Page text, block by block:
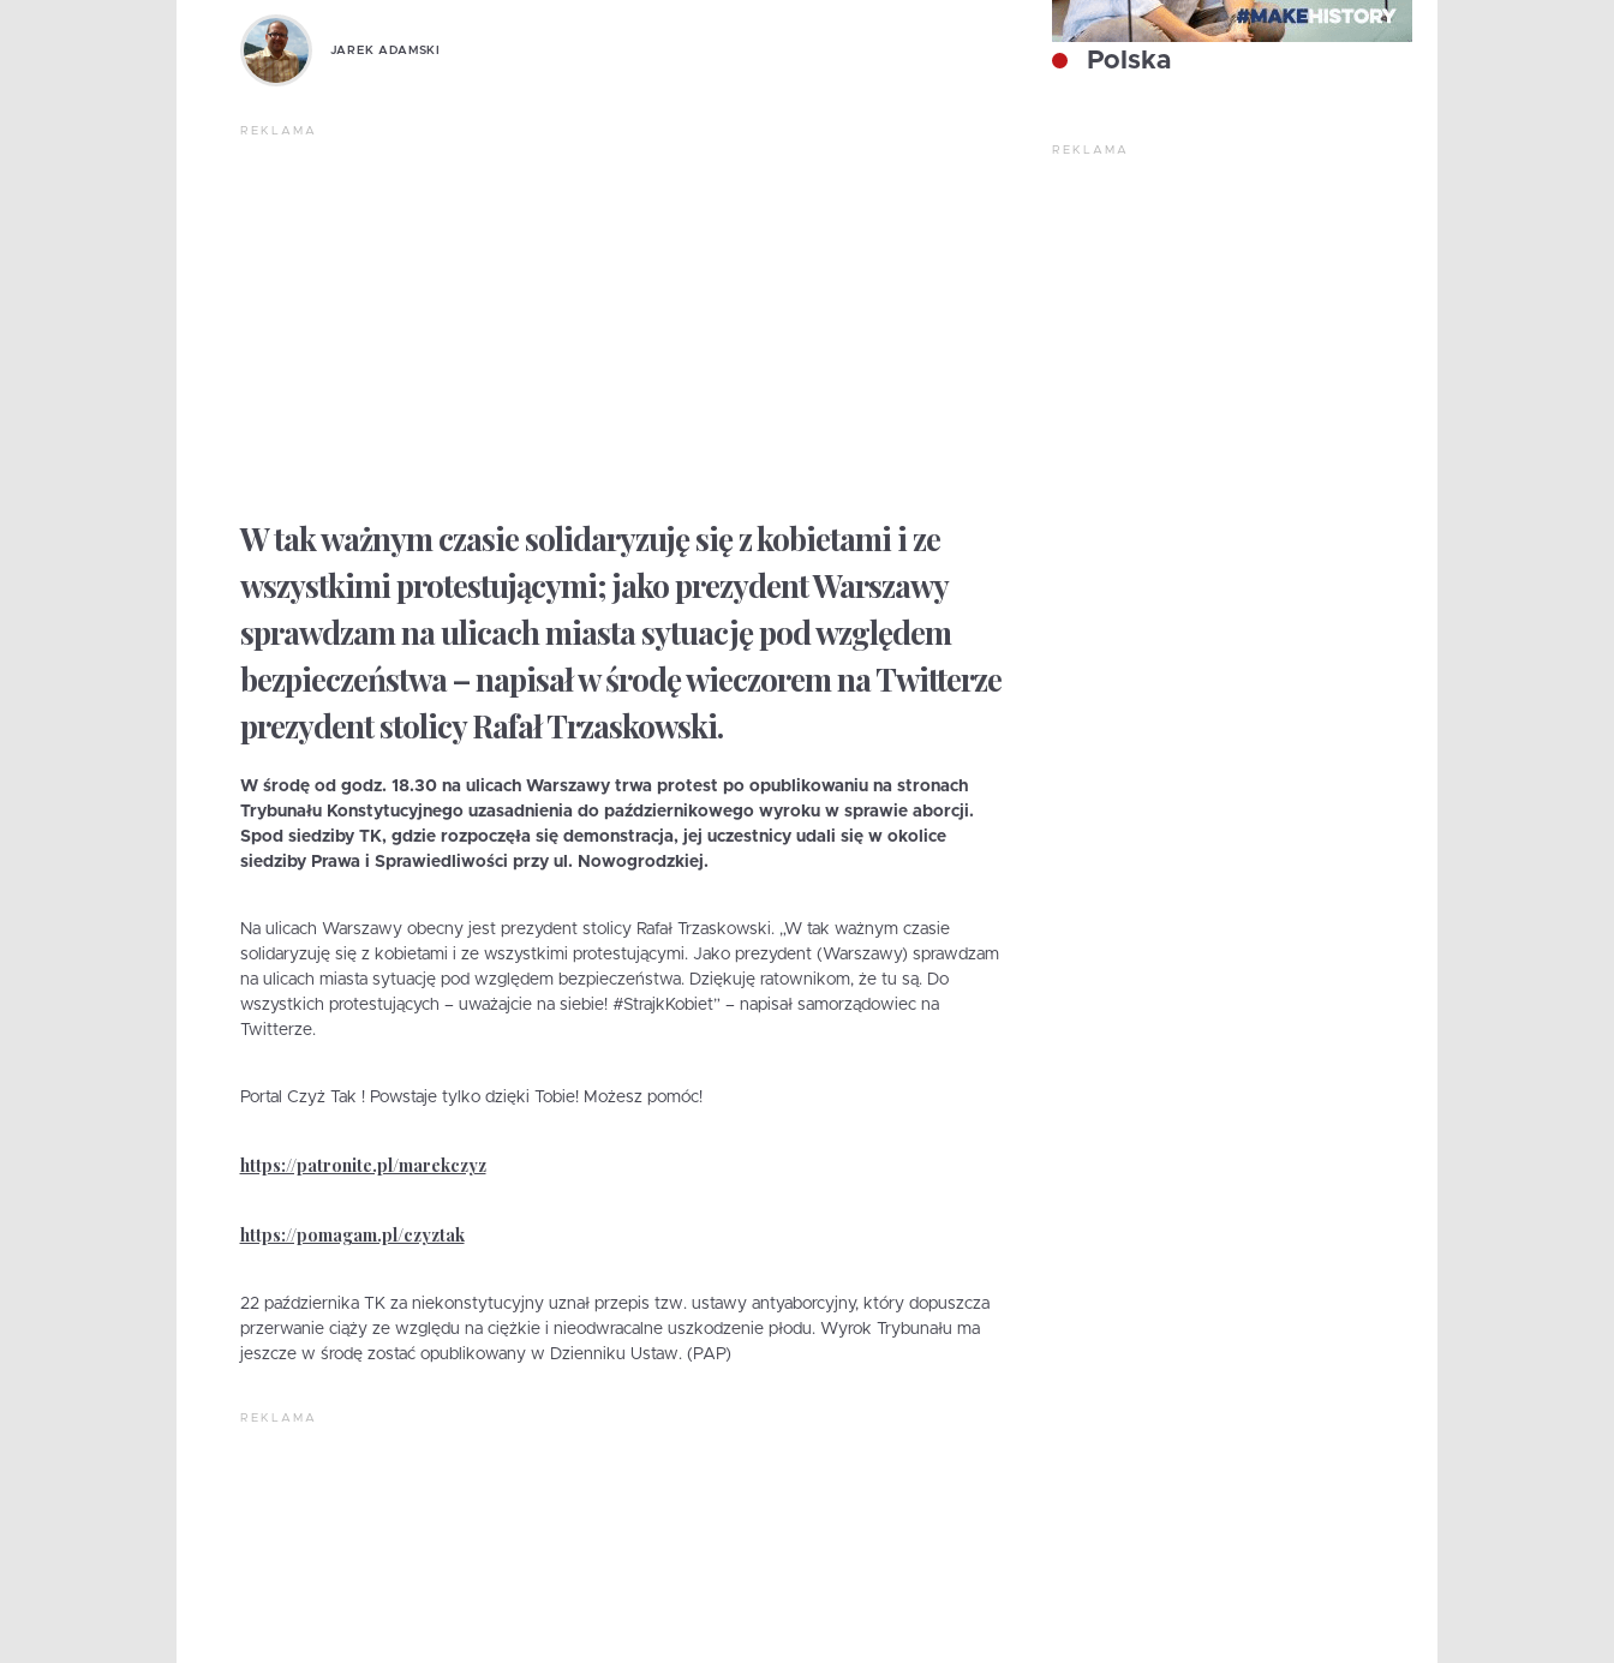
JAREK ADAMSKI
REKLAMA
W tak ważnym czasie solidaryzuję się z kobietami i ze
wszystkimi protestującymi; jako prezydent Warszawy
sprawdzam na ulicach miasta sytuację pod względem
bezpieczeństwa – napisał w środę wieczorem na Twitterze
prezydent stolicy Rafał Trzaskowski.
W środę od godz. 18.30 na ulicach Warszawy trwa protest po opublikowaniu na stronach
Trybunału Konstytucyjnego uzasadnienia do październikowego wyroku w sprawie aborcji.
Spod siedziby TK, gdzie rozpoczęła się demonstracja, jej uczestnicy udali się w okolice
siedziby Prawa i Sprawiedliwości przy ul. Nowogrodzkiej.
Na ulicach Warszawy obecny jest prezydent stolicy Rafał Trzaskowski. „W tak ważnym czasie
solidaryzuję się z kobietami i ze wszystkimi protestującymi. Jako prezydent (Warszawy) sprawdzam
na ulicach miasta sytuację pod względem bezpieczeństwa. Dziękuję ratownikom, że tu są. Do
wszystkich protestujących – uważajcie na siebie! #StrajkKobiet” – napisał samorządowiec na
Twitterze.
Portal Czyż Tak ! Powstaje tylko dzięki Tobie! Możesz pomóc!
https://patronite.pl/marekczyz
https://pomagam.pl/czyztak
22 października TK za niekonstytucyjny uznał przepis tzw. ustawy antyaborcyjny, który dopuszcza
przerwanie ciąży ze względu na ciężkie i nieodwracalne uszkodzenie płodu. Wyrok Trybunału ma
jeszcze w środę zostać opublikowany w Dzienniku Ustaw. (PAP)
REKLAMA
Polska
REKLAMA